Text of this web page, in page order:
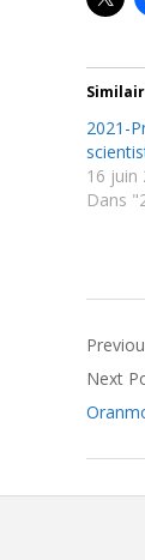
2021-
16 juin
Dans
10-
09
Next